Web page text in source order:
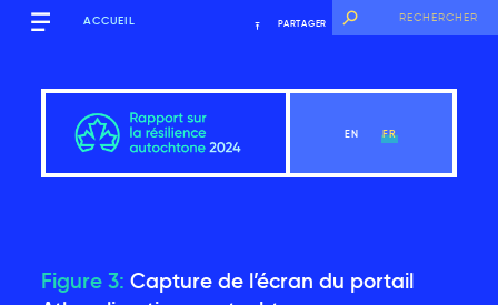
ACCUEIL PARTAGER
EN FR
Figure 3: Capture de l’écran du portail
Mots d’ouverture